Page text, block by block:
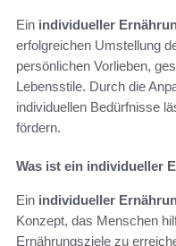
Ein individueller
erfolgreichen Umstellung
persönlichen Vorlieben,
Lebensstile. Durch die
individuellen Bedürfnisse
fördern.
Was ist ein individueller
Ein individueller
Konzept, das Menschen
Ernährungsziele zu